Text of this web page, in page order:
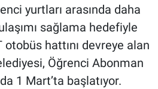
yurtları arasında daha
sağlama hedefiyle
otobüs hattını devreye alan
Öğrenci Abonman
1 Mart’ta başlatıyor.